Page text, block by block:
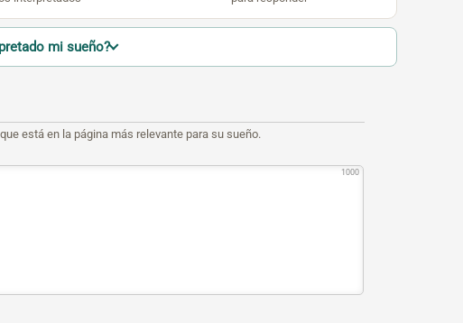
mi sueño?
está en la página más relevante para su sueño.
1000